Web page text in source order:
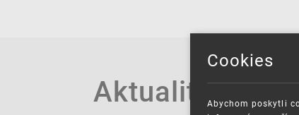
Aktuality
Cookies
Abychom poskytli